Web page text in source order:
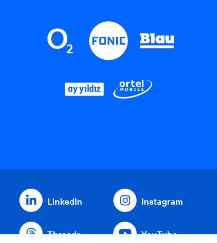
LinkedIn Instagram
Threads YouTube